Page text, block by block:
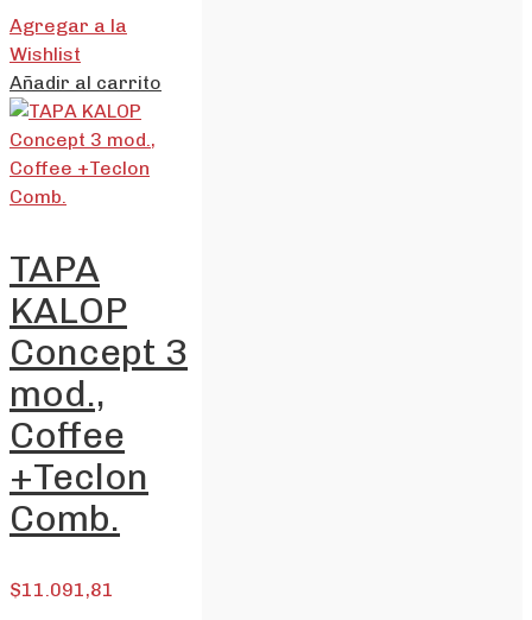
Agregar a la
Wishlist
Añadir al carrito
TAPA
KALOP
Concept 3
mod.,
Coffee
+Teclon
Comb.
$11.091,81